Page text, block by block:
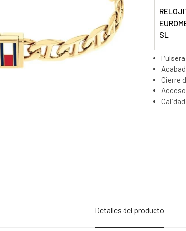
SL
Cierre
Detalles del producto